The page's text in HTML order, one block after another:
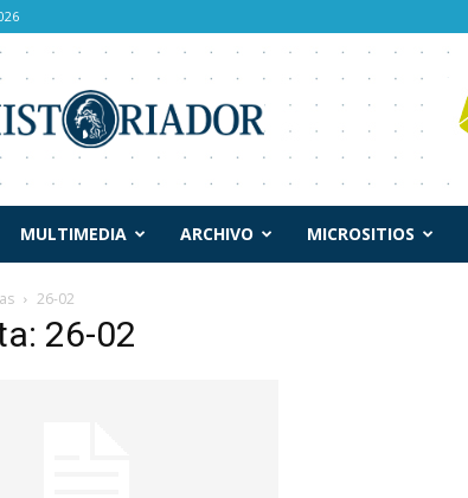
MULTIMEDIA ARCHIVO MICROSITIOS
26-02
26-02